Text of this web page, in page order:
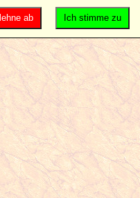
Ich stimme zu
ab